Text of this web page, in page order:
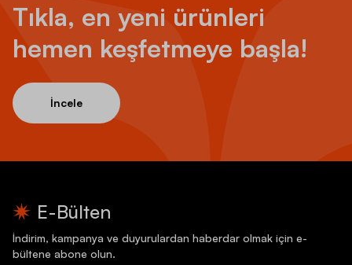
Tıkla, en yeni ürünleri
hemen keşfetmeye başla!
İncele
E-Bülten
İndirim, kampanya ve duyurulardan haberdar olmak için e-
bültene abone olun.